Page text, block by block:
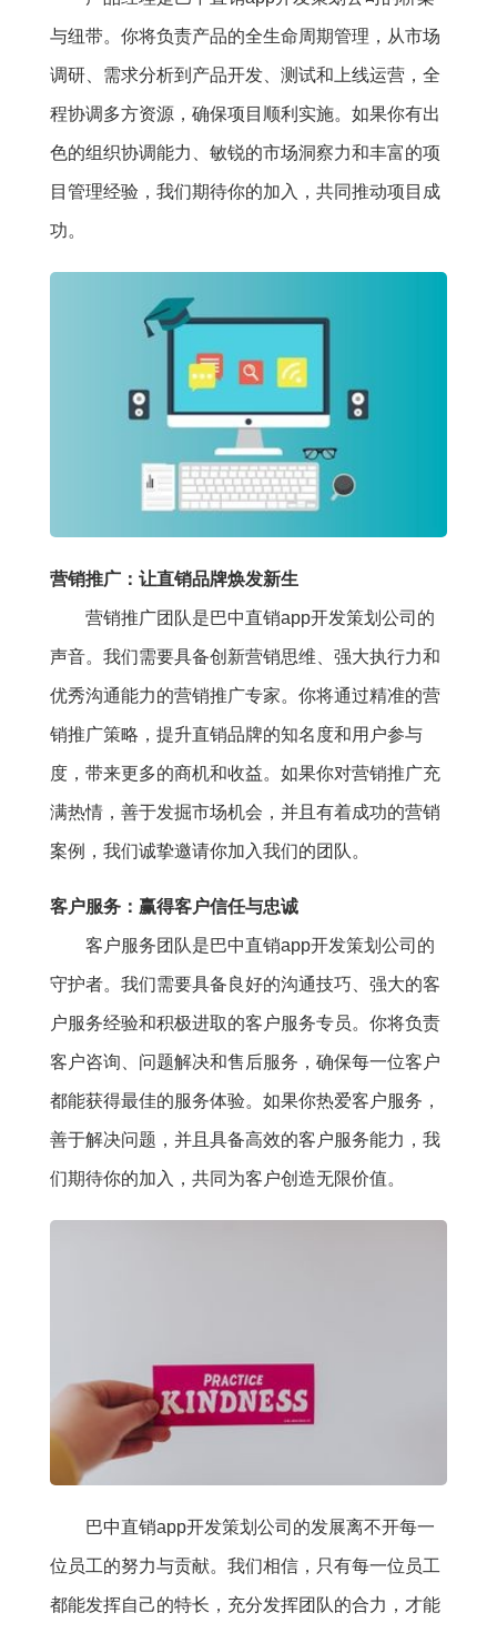
与纽带。你将负责产品的全生命周期管理，从市场
调研、需求分析到产品开发、测试和上线运营，全
程协调多方资源，确保项目顺利实施。如果你有出
色的组织协调能力、敏锐的市场洞察力和丰富的项
目管理经验，我们期待你的加入，共同推动项目成
功。
营销推广：让直销品牌焕发新生
营销推广团队是巴中直销app开发策划公司的
声音。我们需要具备创新营销思维、强大执行力和
优秀沟通能力的营销推广专家。你将通过精准的营
销推广策略，提升直销品牌的知名度和用户参与
度，带来更多的商机和收益。如果你对营销推广充
满热情，善于发掘市场机会，并且有着成功的营销
案例，我们诚挚邀请你加入我们的团队。
客户服务：赢得客户信任与忠诚
客户服务团队是巴中直销app开发策划公司的
守护者。我们需要具备良好的沟通技巧、强大的客
户服务经验和积极进取的客户服务专员。你将负责
客户咨询、问题解决和售后服务，确保每一位客户
都能获得最佳的服务体验。如果你热爱客户服务，
善于解决问题，并且具备高效的客户服务能力，我
们期待你的加入，共同为客户创造无限价值。
巴中直销app开发策划公司的发展离不开每一
位员工的努力与贡献。我们相信，只有每一位员工
都能发挥自己的特长，充分发挥团队的合力，才能